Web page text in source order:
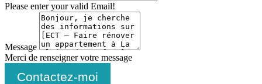
Please enter your valid Email!
Message
Merci de renseigner votre message
Contactez-moi